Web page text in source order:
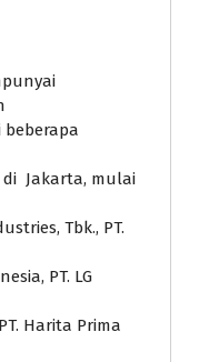
Jakarta, mulai
Tbk., PT.
PT. LG
Harita Prima